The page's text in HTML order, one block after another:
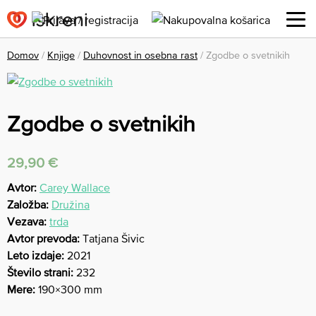
Domov / Knjige / Duhovnost in osebna rast / Zgodbe o svetnikih
Zgodbe o svetnikih
29,90 €
Avtor: Carey Wallace
Založba: Družina
Vezava: trda
Avtor prevoda: Tatjana Šivic
Leto izdaje: 2021
Število strani: 232
Mere: 190×300 mm